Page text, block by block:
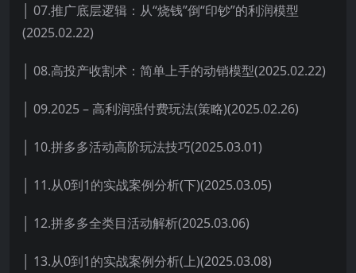
│ 07.推广底层逻辑：从“烧钱”倒“印钞”的利润模型
(2025.02.22)
│ 08.高投产收割术：简单上手的动销模型(2025.02.22)
│ 09.2025 – 高利润强付费玩法(策略)(2025.02.26)
│ 10.拼多多活动高阶玩法技巧(2025.03.01)
│ 11.从0到1的实战案例分析(下)(2025.03.05)
│ 12.拼多多全类目活动解析(2025.03.06)
│ 13.从0到1的实战案例分析(上)(2025.03.08)